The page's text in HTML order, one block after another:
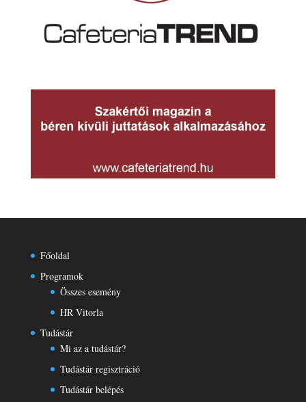
Főoldal
Programok
Összes esemény
HR Vitorla
Tudástár
Mi az a tudástár?
Tudástár regisztráció
Tudástár belépés